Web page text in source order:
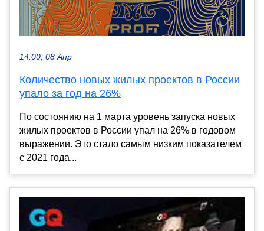
14:00, 08 Апр
Количество новых жилых проектов в России
упало за год на 26%
По состоянию на 1 марта уровень запуска новых
жилых проектов в России упал на 26% в годовом
выражении. Это стало самым низким показателем
с 2021 года...